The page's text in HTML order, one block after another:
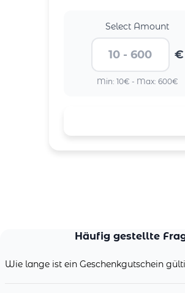
Select Amount
€
Min: 10€ - Max: 600€
Häufig gestellte
Wie lange ist ein Geschenkgutschein